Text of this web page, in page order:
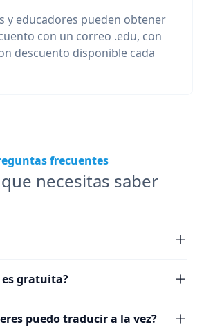
y educadores pueden obtener
con un correo .edu, con
descuento disponible cada
frecuentes
necesitas saber
es gratuita?
puedo traducir a la vez?